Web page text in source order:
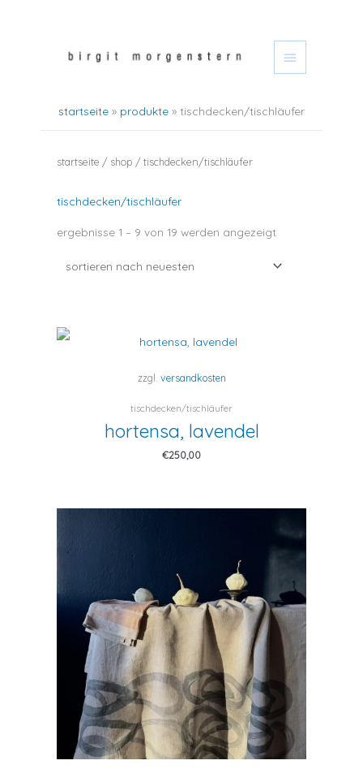
inhalt hauptmenü
startseite produkte tischdecken/tischläufer
startseite / shop / tischdecken/tischläufer
tischdecken/tischläufer
ergebnisse 1 – 9 von 19 werden angezeigt
zzgl. versandkosten
tischdecken/tischläufer
hortensa, lavendel
€250,00